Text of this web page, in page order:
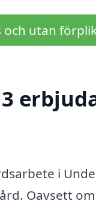
och utan
i
Oavsett